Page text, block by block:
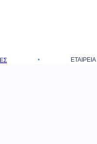
ΕΤΑΙΡΕΊΑ